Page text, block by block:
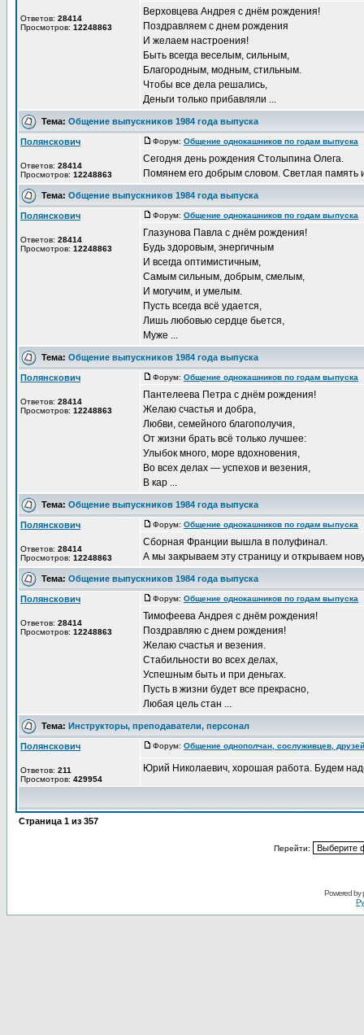
Ответов: 28414
Просмотров: 12248863
Верховцева Андрея с днём рождения!
Поздравляем с днем рождения
И желаем настроения!
Быть всегда веселым, сильным,
Благородным, модным, стильным.
Чтобы все дела решались,
Деньги только прибавляли ...
Тема: Общение выпускников 1984 года выпуска
Полянскович
Ответов: 28414
Просмотров: 12248863
Форум: Общение однокашников по годам выпуска
Сегодня день рождения Столыпина Олега.
Помянем его добрым словом. Светлая память
Тема: Общение выпускников 1984 года выпуска
Полянскович
Ответов: 28414
Просмотров: 12248863
Форум: Общение однокашников по годам выпуска
Глазунова Павла с днём рождения!
Будь здоровым, энергичным
И всегда оптимистичным,
Самым сильным, добрым, смелым,
И могучим, и умелым.
Пусть всегда всё удается,
Лишь любовью сердце бьется,
Муже ...
Тема: Общение выпускников 1984 года выпуска
Полянскович
Ответов: 28414
Просмотров: 12248863
Форум: Общение однокашников по годам выпуска
Пантелеева Петра с днём рождения!
Желаю счастья и добра,
Любви, семейного благополучия,
От жизни брать всё только лучшее:
Улыбок много, море вдохновения,
Во всех делах — успехов и везения,
В кар ...
Тема: Общение выпускников 1984 года выпуска
Полянскович
Ответов: 28414
Просмотров: 12248863
Форум: Общение однокашников по годам выпуска
Сборная Франции вышла в полуфинал.
А мы закрываем эту страницу и открываем
Тема: Общение выпускников 1984 года выпуска
Полянскович
Ответов: 28414
Просмотров: 12248863
Форум: Общение однокашников по годам выпуска
Тимофеева Андрея с днём рождения!
Поздравляю с днем рождения!
Желаю счастья и везения.
Стабильности во всех делах,
Успешным быть и при деньгах.
Пусть в жизни будет все прекрасно,
Любая цель стан ...
Тема: Инструкторы, преподаватели, персонал
Полянскович
Ответов: 211
Просмотров: 429954
Форум: Общение однополчан, сослуживцев, друзей
Юрий Николаевич, хорошая работа. Будем
Страница 1 из 357
Перейти:
Powered by